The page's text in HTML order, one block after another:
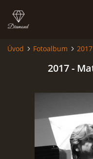
JAK VYPADÁME
FOTOALBUM
Úvod Fotoalbum
2017 -